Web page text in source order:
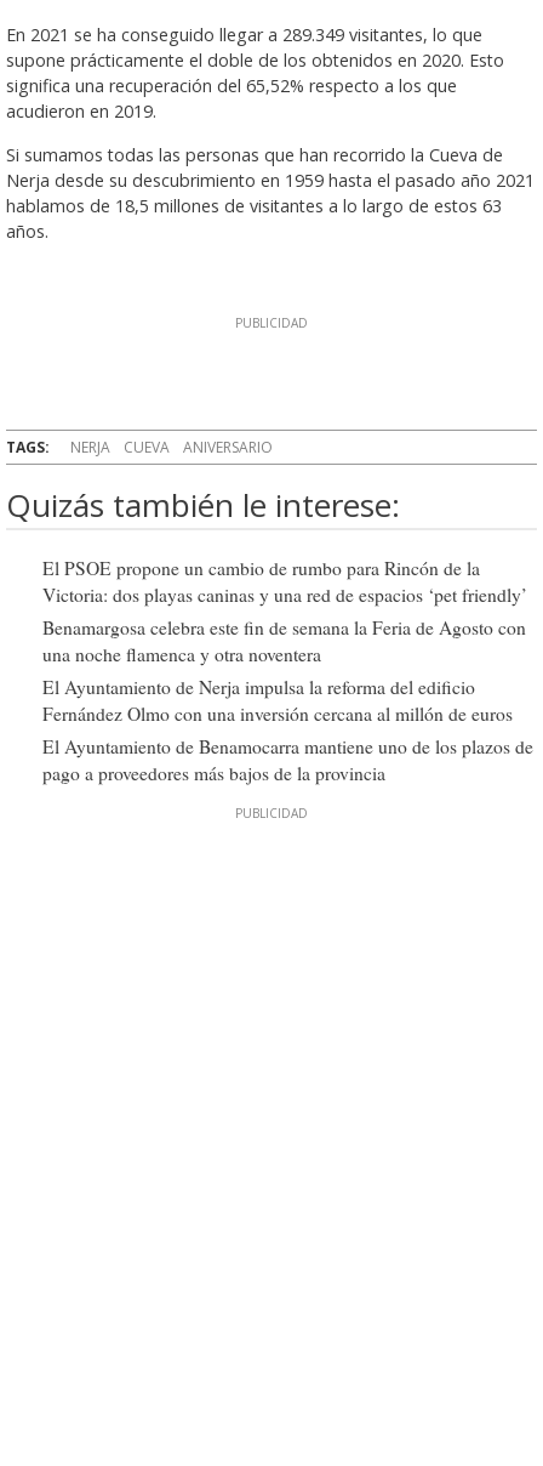
En 2021 se ha conseguido llegar a 289.349 visitantes, lo que
supone prácticamente el doble de los obtenidos en 2020. Esto
significa una recuperación del 65,52% respecto a los que
acudieron en 2019.
Si sumamos todas las personas que han recorrido la Cueva de
Nerja desde su descubrimiento en 1959 hasta el pasado año 2021
hablamos de 18,5 millones de visitantes a lo largo de estos 63
años.
TAGS: NERJA CUEVA ANIVERSARIO
Quizás también le interese:
El PSOE propone un cambio de rumbo para Rincón de la
Victoria: dos playas caninas y una red de espacios ‘pet friendly’
Benamargosa celebra este fin de semana la Feria de Agosto con
una noche flamenca y otra noventera
El Ayuntamiento de Nerja impulsa la reforma del edificio
Fernández Olmo con una inversión cercana al millón de euros
El Ayuntamiento de Benamocarra mantiene uno de los plazos de
pago a proveedores más bajos de la provincia